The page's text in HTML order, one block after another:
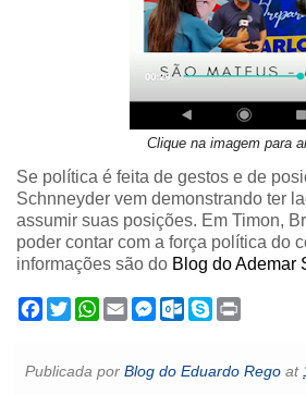
Clique na imagem para
Se política é feita de gestos e de
Schnneyder vem demonstrando ter
assumir suas posições. Em Timon,
poder contar com a força política do
informações são do Blog do Ademar
F
a
b
T
w
t
W
h
s
E
m
l
M
e
e
O
u
o
S
k
e
t
Publicada por Blog do Eduardo Rego at